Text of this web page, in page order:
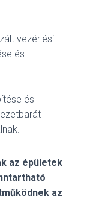
:
vezérlési
és
és
az épületek
az